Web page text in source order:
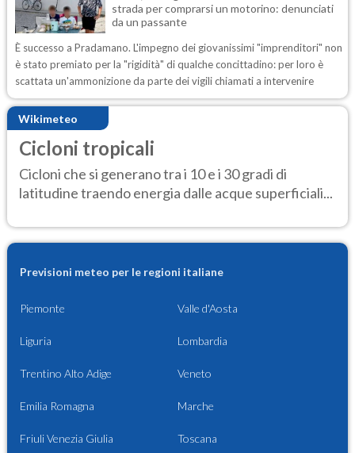
strada per comprarsi un motorino: denunciati
da un passante
È successo a Pradamano. L'impegno dei giovanissimi "imprenditori" non
è stato premiato per la "rigidità" di qualche concittadino: per loro è
scattata un'ammonizione da parte dei vigili chiamati a intervenire
Wikimeteo
Cicloni tropicali
Cicloni che si generano tra i 10 e i 30 gradi di
latitudine traendo energia dalle acque superficiali...
Previsioni meteo per le regioni italiane
Piemonte Valle d'Aosta
Liguria Lombardia
Trentino Alto Adige Veneto
Emilia Romagna Marche
Friuli Venezia Giulia Toscana